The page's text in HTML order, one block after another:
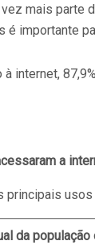
vez mais
importante
internet,
a
principais
da